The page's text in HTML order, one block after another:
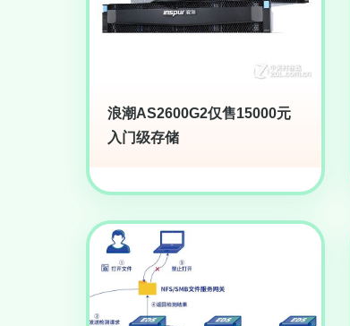
浪潮AS2600G2仅售15000元
入门级存储